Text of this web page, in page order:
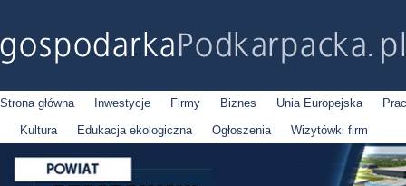
Strona główna Inwestycje Firmy Biznes Unia Europejska
Kultura
Edukacja ekologiczna Ogłoszenia Wizytówki firm